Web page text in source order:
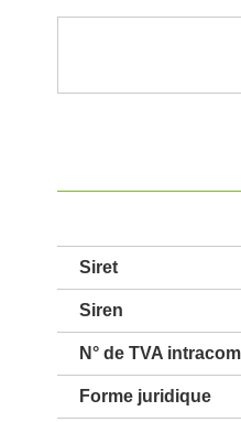
Siret
Siren
N° de TVA
Forme juridique